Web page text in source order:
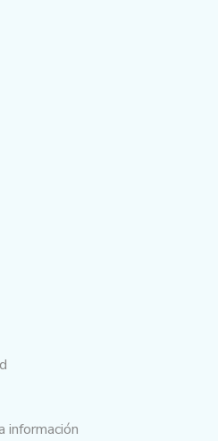
información